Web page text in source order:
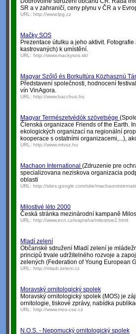
SR a v zahraničí, ceny plynu v ČR a v
URL: http://www.lpg.cz
Mačky SOS
Prezentace útulku a jeho aktivit.
kastrovaných) k umístění.
URL: http://www.mackysos.sk/
Magyar Szőlő és Borkultúra Közhasznú
Představení společnosti, hodnocení
vín VinAgora.
URL: http://www.bacchus.hu
Magyar Természetvédók szövetsége
Členská organizace Friends of the Earth.
ekologických organizací na regionální
kooperace s ostatními organizacemi,...),
URL: http://www.mtvsz.hu
Machaon International (Zdruzenie pre
specializovana neziskova organizacia
oblasti
URL: http://sites.google.com/site/
Milostivé léto 2000
Česká stránka mezinárodní kampaně
URL: http://www.ecn.cz/eapraha/milostive2.html
Mladí zelení
Občanské sdružení Mladí zelení je
principů trvale udržitelného rozvoje a
zelených (Federation of Young European
URL: http://mladi.zeleni.cz
Moravský ornitologický spolek
Moravský ornitologický spolek (MOS) je
ornitologie, tiskové zprávy, nabídka
URL: http://www.mos-cso.cz
N.O.S. - Nepomucký ornitologický spolek